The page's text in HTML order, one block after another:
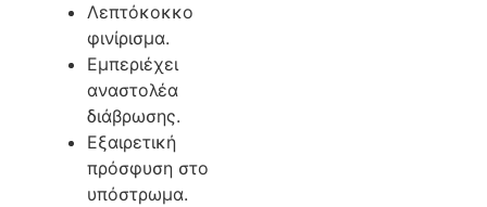
Λεπτόκοκκο
φινίρισμα.
Εμπεριέχει
αναστολέα
διάβρωσης.
Εξαιρετική
πρόσφυση στο
υπόστρωμα.